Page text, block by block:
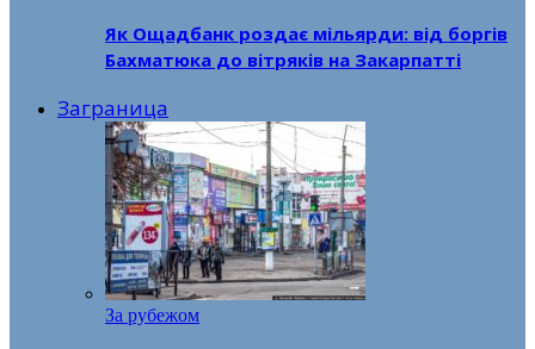
Як Ощадбанк роздає мільярди: від боргів
Бахматюка до вітряків на Закарпатті
Заграница
За рубежом